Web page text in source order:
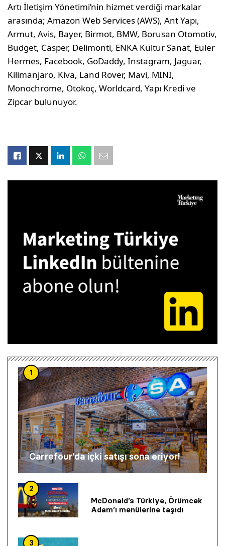
Artı İletişim Yönetimi’nin hizmet verdiği markalar
arasında; Amazon Web Services (AWS), Ant Yapı,
Armut, Avis, Bayer, Birmot, BMW, Borusan Otomotiv,
Budget, Casper, Delimonti, ENKA Kültür Sanat, Euler
Hermes, Facebook, GoDaddy, Instagram, Jaguar,
Kilimanjaro, Kiva, Land Rover, Mavi, MINI,
Monochrome, Otokoç, Worldcard, Yapı Kredi ve
Zipcar bulunuyor.
1
Carrefour’da içki satışı sona eriyor!
2
McDonald’s Türkiye, Örümcek
Adam’ı menülerine taşıdı
3